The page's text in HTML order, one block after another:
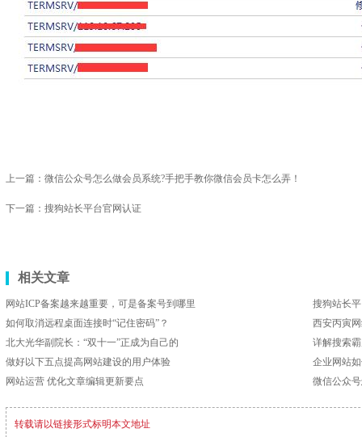
上一篇： 微信公众号怎么做会员系统?手把手教你微信会员卡怎么弄！
下一篇： 搜狗站长平台官网认证
相关文章
网站ICP备案越来越重要，可是备案号到哪里
搜狗站长
如何取消远程桌面连接时“记住密码”？
西安丙寅
北大光华副院长：“双十一”正成为自己的
详解搜索
做好以下五点提高网站建设的用户体验
企业网站
网站运营 优化文章编辑更新要点
微信公众
转载请以链接形式标明本文地址